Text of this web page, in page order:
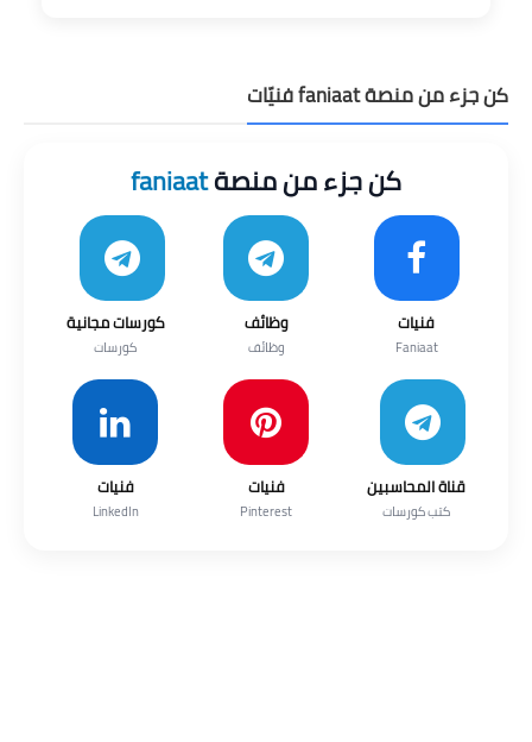
كن جزء من منصة faniaat فنيّات
كن جزء من منصةfaniaat
فنيات
Faniaat
وظائف
وظائف
كورسات مجانية
كورسات
قناة المحاسبين
كتب كورسات
فنيات
Pinterest
فنيات
LinkedIn